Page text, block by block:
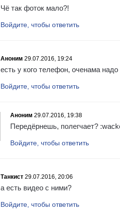
Чё так фоток мало?!
Войдите, чтобы ответить
Аноним 29.07.2016, 19:24
есть у кого телефон, оченама надо
Войдите, чтобы ответить
Аноним 29.07.2016, 19:38
Передёрнешь, полегчает?
Войдите, чтобы ответить
Танкист 29.07.2016, 20:06
а есть видео с ними?
Войдите, чтобы ответить